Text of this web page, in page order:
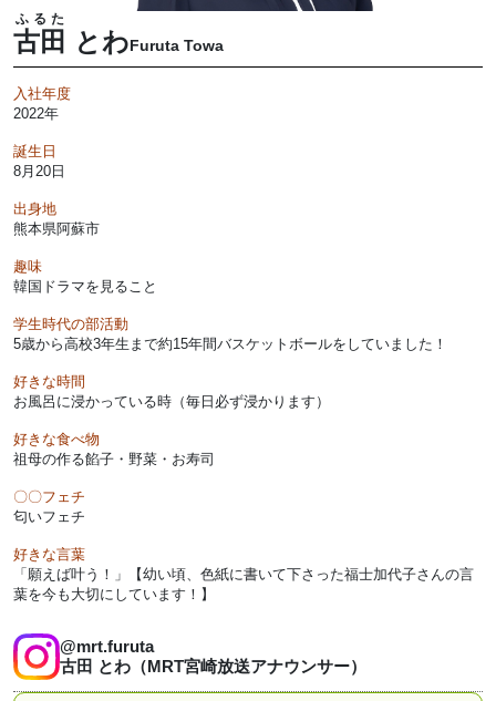
古田
ふるた
とわFuruta Towa
入社年度
2022年
誕生日
8月20日
出身地
熊本県阿蘇市
趣味
韓国ドラマを見ること
学生時代の部活動
5歳から高校3年生まで約15年間バスケットボールをしていました！
好きな時間
お風呂に浸かっている時（毎日必ず浸かります）
好きな食べ物
祖母の作る餡子・野菜・お寿司
〇〇フェチ
匂いフェチ
好きな言葉
「願えば叶う！」【幼い頃、色紙に書いて下さった福士加代子さんの言
葉を今も大切にしています！】
@mrt.furuta
古田 とわ（MRT宮崎放送アナウンサー）